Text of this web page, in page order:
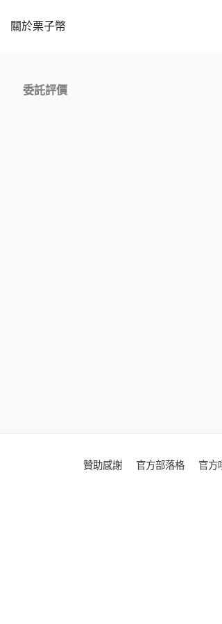
關於栗子幣
委託評價
贊助感謝 官方部落格 官方